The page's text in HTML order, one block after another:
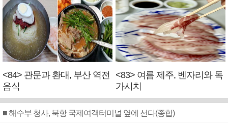
<84> 관문과 환대, 부산 역전
음식
<83> 여름 제주, 벤자리와 독
가시치
■ 해수부 청사, 북항 국제여객터미널 옆에 선다(종합)